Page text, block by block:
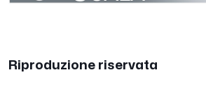
Riproduzione riservata